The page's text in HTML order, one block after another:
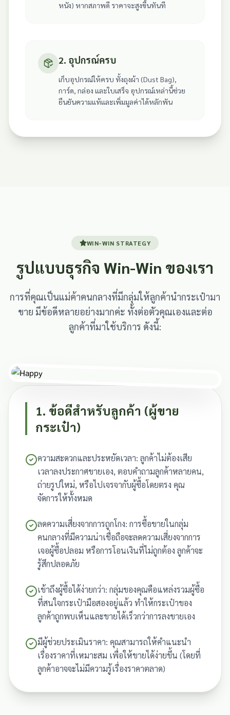
หนัง) หากสภาพดี ราคาจะสูงขึ้นทันที
2. อุปกรณ์ครบ
เก็บอุปกรณ์ให้ครบ ทั้งถุงผ้า (Dust Bag),
การ์ด, กล่อง และใบเสร็จ อุปกรณ์เหล่านี้ช่วย
ยืนยันความแท้และเพิ่มมูลค่าได้หลักพัน
WIN-WIN STRATEGY
รูปแบบธุรกิจ Win-Win ของเรา
การที่คุณเป็นแม่ค้าคนกลางที่มีกลุ่มให้ลูกค้านำกระเป๋ามา
ขาย มีข้อดีหลายอย่างมากค่ะ ทั้งต่อตัวคุณเองและต่อ
ลูกค้าที่มาใช้บริการ ดังนี้:
1. ข้อดีสำหรับลูกค้า (ผู้ขาย
กระเป๋า)
ความสะดวกและประหยัดเวลา: ลูกค้าไม่ต้องเสีย
เวลาลงประกาศขายเอง, ตอบคำถามลูกค้าหลายคน,
ถ่ายรูปใหม่, หรือไปเจรจากับผู้ซื้อโดยตรง คุณ
จัดการให้ทั้งหมด
ลดความเสี่ยงจากการถูกโกง: การซื้อขายในกลุ่ม
คนกลางที่มีความน่าเชื่อถือจะลดความเสี่ยงจากการ
เจอผู้ซื้อปลอม หรือการโอนเงินที่ไม่ถูกต้อง ลูกค้าจะ
รู้สึกปลอดภัย
เข้าถึงผู้ซื้อได้ง่ายกว่า: กลุ่มของคุณคือแหล่งรวมผู้ซื้อ
ที่สนใจกระเป๋ามือสองอยู่แล้ว ทำให้กระเป๋าของ
ลูกค้าถูกพบเห็นและขายได้เร็วกว่าการลงขายเอง
มีผู้ช่วยประเมินราคา: คุณสามารถให้คำแนะนำ
เรื่องราคาที่เหมาะสม เพื่อให้ขายได้ง่ายขึ้น (โดยที่
ลูกค้าอาจจะไม่มีความรู้เรื่องราคาตลาด)
Customer Satisfaction First